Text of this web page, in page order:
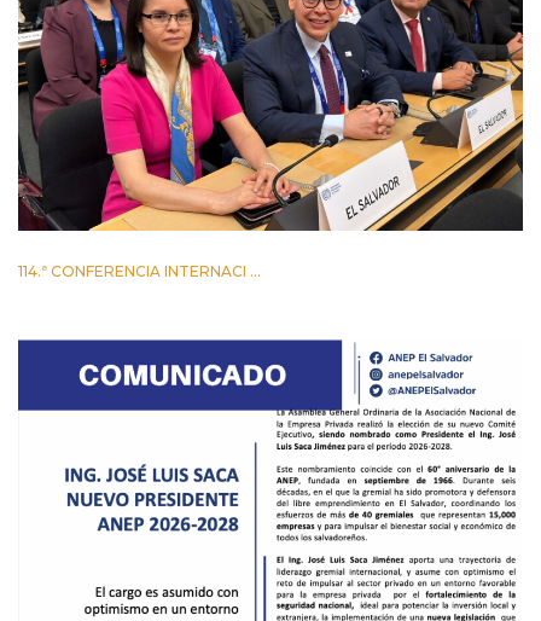
114.ª CONFERENCIA INTERNACI ...